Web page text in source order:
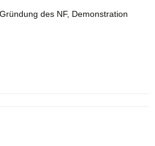
des NF, Demonstration